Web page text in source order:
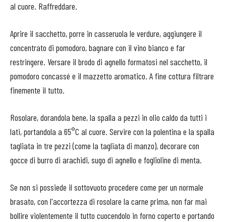
al cuore. Raffreddare.
Aprire il sacchetto, porre in casseruola le verdure, aggiungere il
concentrato di pomodoro, bagnare con il vino bianco e far
restringere. Versare il brodo di agnello formatosi nel sacchetto, il
pomodoro concassé e il mazzetto aromatico. A fine cottura filtrare
finemente il tutto.
Rosolare, dorandola bene, la spalla a pezzi in olio caldo da tutti i
lati, portandola a 65°C al cuore. Servire con la polentina e la spalla
tagliata in tre pezzi (come la tagliata di manzo), decorare con
gocce di burro di arachidi, sugo di agnello e foglioline di menta.
Se non si possiede il sottovuoto procedere come per un normale
brasato, con l'accortezza di rosolare la carne prima, non far mai
bollire violentemente il tutto cuocendolo in forno coperto e portando